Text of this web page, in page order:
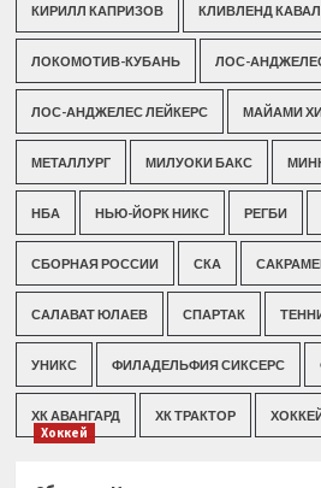
КИРИЛЛ КАПРИЗОВ КЛИВЛЕНД
ЛОКОМОТИВ-КУБАНЬ ЛОС-
ЛОС-АНДЖЕЛЕС ЛЕЙКЕРС МАЙАМИ
МЕТАЛЛУРГ МИЛУОКИ БАКС
НБА НЬЮ-ЙОРК НИКС РЕГБИ
СБОРНАЯ РОССИИ СКА
САЛАВАТ ЮЛАЕВ СПАРТАК
УНИКС ФИЛАДЕЛЬФИЯ СИКСЕРС
ХК АВАНГАРД ХК ТРАКТОР
Хоккей